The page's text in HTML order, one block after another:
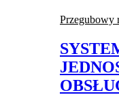
Przegubowy